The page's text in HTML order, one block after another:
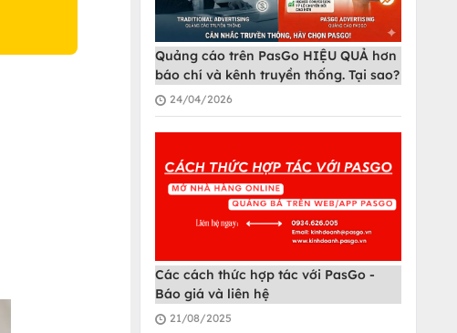
Quảng cáo trên PasGo HIỆU QUẢ hơn
báo chí và kênh truyền thống. Tại sao?
24/04/2026
Các cách thức hợp tác với PasGo -
Báo giá và liên hệ
21/08/2025